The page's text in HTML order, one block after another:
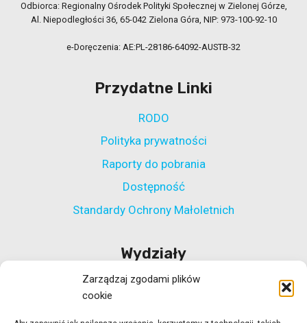
Zarządzaj zgodami plików
cookie
Odbiorca: Regionalny Ośrodek Polityki Społecznej w Zielonej Górze,
Al. Niepodległości 36, 65-042 Zielona Góra, NIP: 973-100-92-10
e-Doręczenia: AE:PL-28186-64092-AUSTB-32
Przydatne Linki
RODO
Polityka prywatności
Raporty do pobrania
Dostępność
Standardy Ochrony Małoletnich
Wydziały
Wydział Polityki Społecznej
Wydział ds. Rehabilitacji Zawodowej i Społecznej